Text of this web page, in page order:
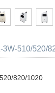
3W-510/520/
820/1020